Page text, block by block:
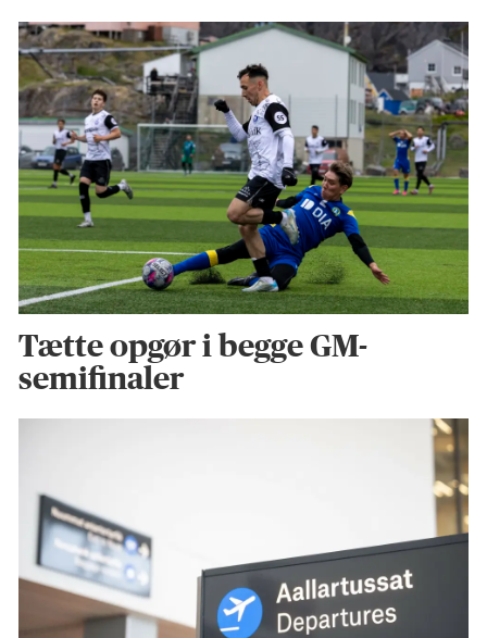
Tætte opgør i begge GM-
semifinaler